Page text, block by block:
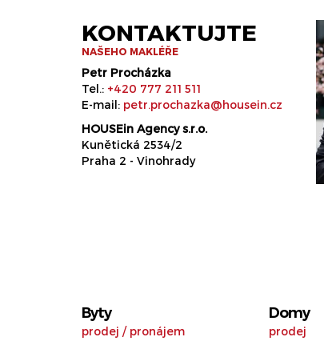
KONTAKTUJTE
NAŠEHO MAKLÉŘE
Petr Procházka
Tel.: +420 777 211 511
E-mail: petr.prochazka@housein.cz
HOUSEin Agency s.r.o.
Kunětická 2534/2
Praha 2 - Vinohrady
Byty
prodej / pronájem
Domy
prodej